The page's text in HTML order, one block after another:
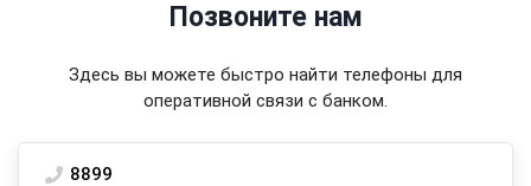
Позвоните нам
Здесь вы можете быстро найти телефоны для
оперативной связи с банком.
8899